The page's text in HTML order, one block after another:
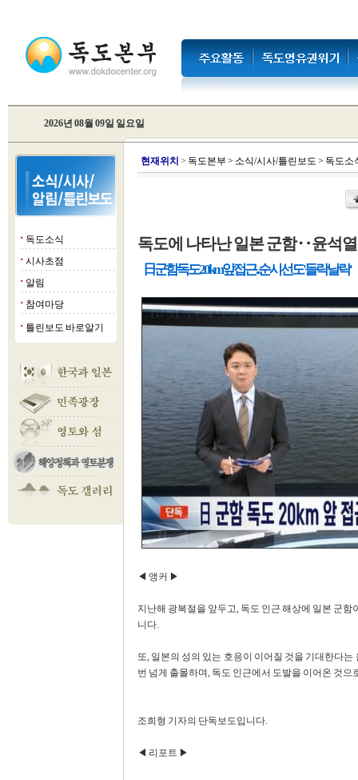
2026년 08월 09일 일요일
■ 독도소식
■ 시사초점
■ 알림
■ 참여마당
■ 틀린보도 바로알기
현재위치 > 독도본부 > 소식/시사/틀린보도 > 독도소
독도에 나타난 일본 군함‥윤석
日군함 독도 20km앞 접근...순시선도 '들락날락'
◀ 앵커 ▶
지난해 광복절을 앞두고, 독도 인근 해상에 일본 군
니다.
또, 일본의 성의 있는 호응이 이어질 것을 기대한다
번 넘게 출몰하며, 독도 인근에서 도발을 이어온 것으
조희형 기자의 단독보도입니다.
◀ 리포트 ▶